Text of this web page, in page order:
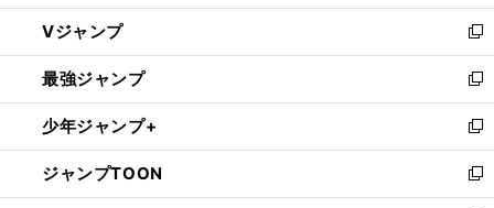
ウ
ィ
ン
ド
ウ
で
開
く
し
い
ウ
ィ
ン
ド
ウ
で
開
Vジャンプ
新
し
い
ウ
ィ
ン
ド
ウ
最強ジャンプ
新
し
い
ウ
ィ
ン
少年ジャンプ+
新
し
い
ウ
ジャンプTOON
新
し